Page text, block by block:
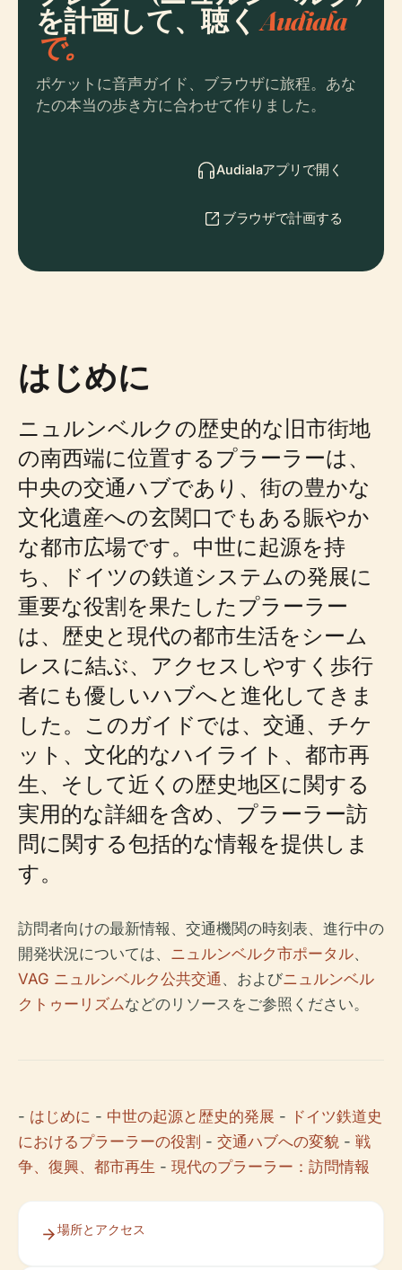
を計画して、聴くAudiala
で。
ポケットに音声ガイド、ブラウザに旅程。あな
たの本当の歩き方に合わせて作りました。
Audialaアプリで開く
ブラウザで計画する
はじめに
ニュルンベルクの歴史的な旧市街地
の南西端に位置するプラーラーは、
中央の交通ハブであり、街の豊かな
文化遺産への玄関口でもある賑やか
な都市広場です。中世に起源を持
ち、ドイツの鉄道システムの発展に
重要な役割を果たしたプラーラー
は、歴史と現代の都市生活をシーム
レスに結ぶ、アクセスしやすく歩行
者にも優しいハブへと進化してきま
した。このガイドでは、交通、チケ
ット、文化的なハイライト、都市再
生、そして近くの歴史地区に関する
実用的な詳細を含め、プラーラー訪
問に関する包括的な情報を提供しま
す。
訪問者向けの最新情報、交通機関の時刻表、進行中の
開発状況については、 ニュルンベルク市ポータル、
VAG ニュルンベルク公共交通 、およびニュルンベル
クトゥーリズムなどのリソースをご参照ください。
- はじめに - 中世の起源と歴史的発展 - ドイツ鉄道史
におけるプラーラーの役割 - 交通ハブへの変貌 - 戦
争、復興、都市再生 - 現代のプラーラー：訪問情報
場所とアクセス